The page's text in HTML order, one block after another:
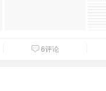
 6评论